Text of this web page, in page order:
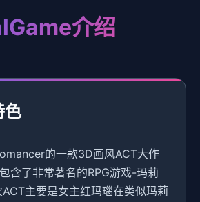
介绍
色
的一款3D画风ACT大作
含了非常著名的RPG游戏-玛莉
主要是女主红玛瑙在类似玛莉